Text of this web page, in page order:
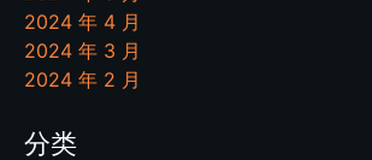
2024 年 4 月
2024 年 3 月
2024 年 2 月
分类